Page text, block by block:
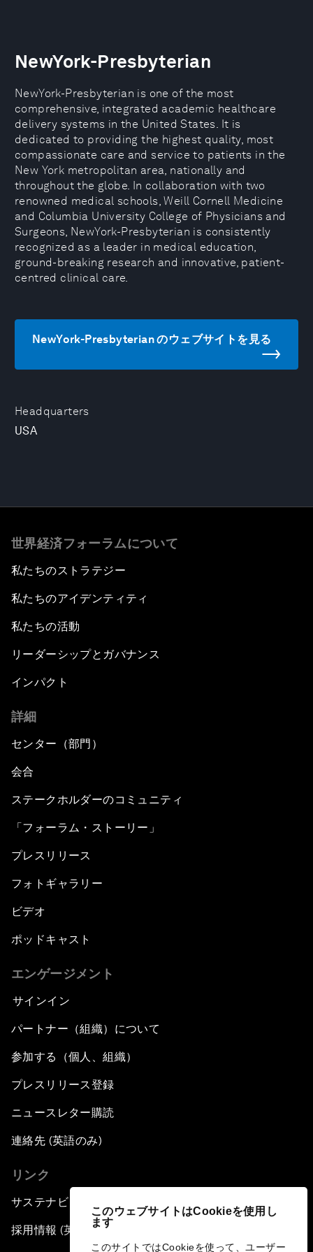
このウェブサイトはCookieを使用し
ます
このサイトではCookieを使って、ユーザー
Headquarters
USA
NewYork-Presbyterian
NewYork-Presbyterian is one of the most
comprehensive, integrated academic healthcare
delivery systems in the United States. It is
dedicated to providing the highest quality, most
compassionate care and service to patients in the
New York metropolitan area, nationally and
throughout the globe. In collaboration with two
renowned medical schools, Weill Cornell Medicine
and Columbia University College of Physicians and
Surgeons, NewYork-Presbyterian is consistently
recognized as a leader in medical education,
ground-breaking research and innovative, patient-
centred clinical care.
NewYork-Presbyterian のウェブサイトを見る
世界経済フォーラムについて
私たちのストラテジー
私たちのアイデンティティ
私たちの活動
リーダーシップとガバナンス
インパクト
詳細
センター（部門）
会合
ステークホルダーのコミュニティ
「フォーラム・ストーリー」
プレスリリース
フォトギャラリー
ビデオ
ポッドキャスト
エンゲージメント
サインイン
パートナー（組織）について
参加する（個人、組織）
プレスリリース登録
ニュースレター購読
連絡先 (英語のみ)
リンク
サステナビリティへの取り組み
採用情報 (英語のみ)